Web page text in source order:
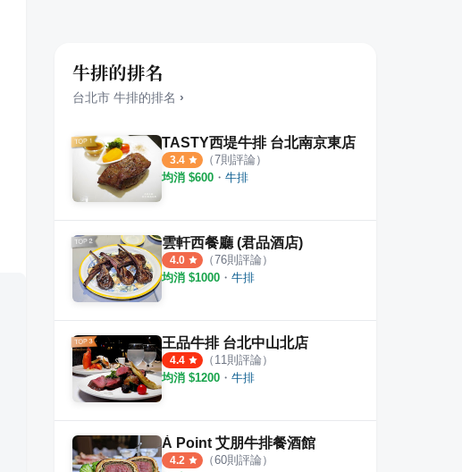
Fun Tower 日式可麗餅 南港 LaLaport
則評論
餡老滿
牛排的排名
台北市 牛排的排名 ›
TASTY西堤牛排 台北南京東店
3.4 （7則評論）
均消 $600 ・ 牛排
雲軒西餐廳 (君品酒店)
4.0 （76則評論）
均消 $1000 ・ 牛排
王品牛排 台北中山北店
4.4 （ 11 則評論）
均消 $1200 ・ 牛排
À Point 艾朋牛排餐酒館
4.2 （60則評論）